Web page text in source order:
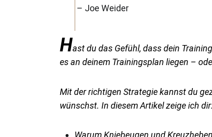
– Joe Weider
Hast du das Gefühl, dass dein
es an deinem Trainingsplan liegen –
Mit der richtigen Strategie kannst du
wünschst. In diesem Artikel zeige ich
Warum Kniebeugen und